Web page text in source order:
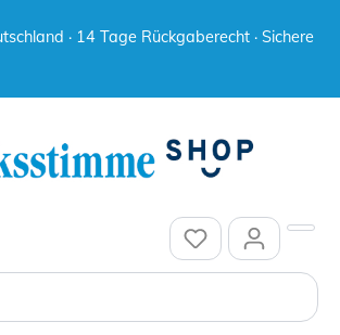
· 14 Tage Rückgaberecht · Sichere